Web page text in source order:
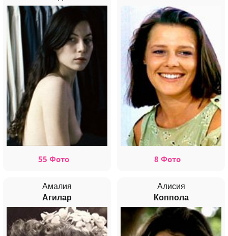
55 Фото 8 Фото
Амалия
Агилар
Алисия
Коппола